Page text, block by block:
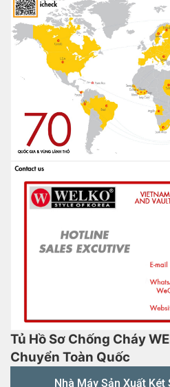
Tủ Hồ Sơ Chống Cháy
Chuyển Toàn Quốc